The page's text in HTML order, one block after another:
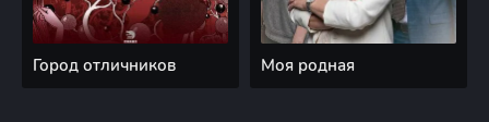
Город отличников Моя родная